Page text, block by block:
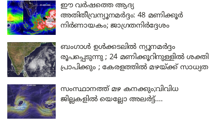
ഈ വർഷത്തെ ആദ്യ
അതിതീവ്രന്യൂനമർദ്ദം: 48 മണിക്കൂർ
നിർണായകം; ജാഗ്രതനിർദ്ദേശം
ബംഗാൾ ഉൾക്കടലിൽ ന്യൂനമർദ്ദം
രൂപപ്പെടുന്നു ; 24 മണിക്കൂറിനുള്ളിൽ ശക്തി
പ്രാപിക്കും ; കേരളത്തിൽ മഴയ്ക്ക് സാധ്യത
സംസ്ഥാനത്ത് മഴ കനക്കും;വിവിധ
ജില്ലകളിൽ യെല്ലോ അലർട്ട്….